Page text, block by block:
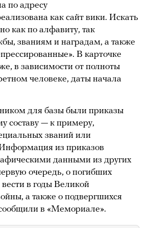
по адресу
как сайт вики. Искать
как по алфавиту, так
званиям и наградам, а также
В карточке
в зависимости от полноты
человеке, даты начала
для базы были приказы
составу — к примеру,
званий или
из приказов
данными из других
очередь, о погибших
в годы Великой
а также о подвергшихся
в «Мемориале».